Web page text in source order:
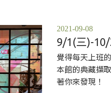
2021-09-08
9/1(三)-
覺得每天上班
本館的典藏擷
著你來發現！